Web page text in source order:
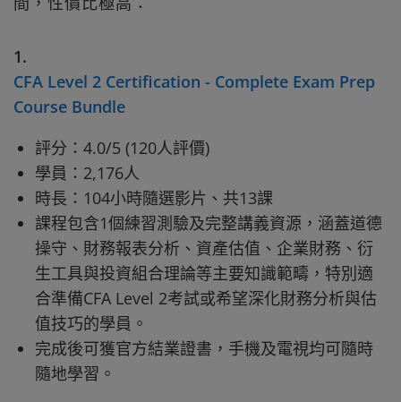
1.
CFA Level 2 Certification - Complete Exam Prep
Course Bundle
評分：4.0/5 (120人評價)
學員：2,176人
時長：104小時隨選影片、共13課
課程包含1個練習測驗及完整講義資源，涵蓋道德
操守、財務報表分析、資產估值、企業財務、衍
生工具與投資組合理論等主要知識範疇，特別適
合準備CFA Level 2考試或希望深化財務分析與估
值技巧的學員。
完成後可獲官方結業證書，手機及電視均可隨時
隨地學習。